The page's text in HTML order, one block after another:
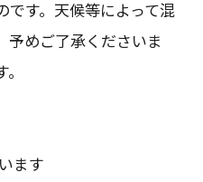
です。天候等によって混
予めご了承くださいま
ます